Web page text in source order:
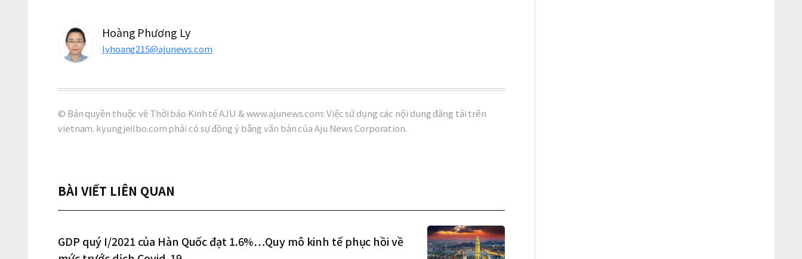
Hoàng Phương Ly
lyhoang215@ajunews.com
© Bản quyền thuộc về Thời báo Kinh tế AJU & www.ajunews.com: Việc sử dụng các nội dung đăng tải trên
vietnam. kyungjeilbo.com phải có sự đồng ý bằng văn bản của Aju News Corporation.
BÀI VIẾT LIÊN QUAN
GDP quý I/2021 của Hàn Quốc đạt 1.6%…Quy mô kinh tế phục hồi về